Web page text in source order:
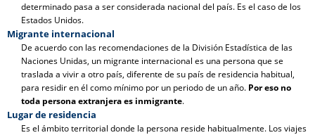
determinado pasa a ser considerada nacional del país. Es el caso de los
Estados Unidos.
Migrante internacional
De acuerdo con las recomendaciones de la División Estadística de las
Naciones Unidas, un migrante internacional es una persona que se
traslada a vivir a otro país, diferente de su país de residencia habitual,
para residir en él como mínimo por un periodo de un año. Por eso no
toda persona extranjera es inmigrante.
Lugar de residencia
Es el ámbito territorial donde la persona reside habitualmente. Los viajes